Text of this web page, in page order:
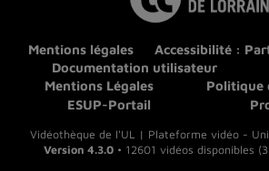
Mentions légales
Accessibilité :
Documentation utilisateur
Mentions Légales
Politique
ESUP-Portail
Vidéothèque de l'UL | Plateforme vidéo -
Version 4.3.0• 12601 vidéos disponibles